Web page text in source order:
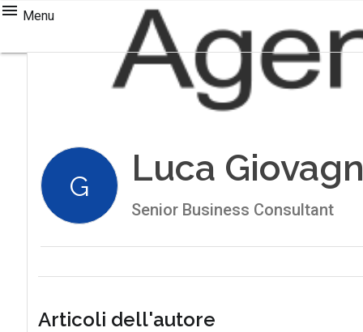
Menu
G Luca
Senior Business Consultant
Articoli dell'autore